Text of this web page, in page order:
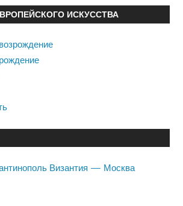
ИСКУССТВА
Византия — Москва